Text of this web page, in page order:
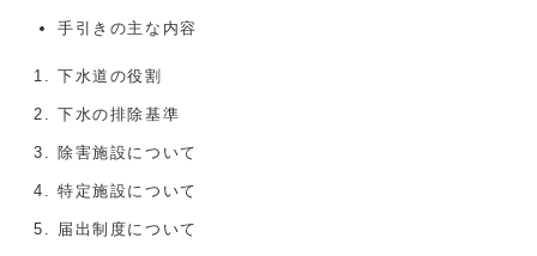
手引きの主な内容
下水道の役割
下水の排除基準
除害施設について
特定施設について
届出制度について